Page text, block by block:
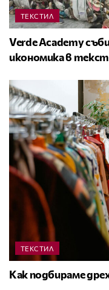
ТЕКСТИЛ
Verde Academy
икономика в
ТЕКСТИЛ
Как подбираме